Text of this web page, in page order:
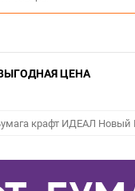
ЦЕНА
крафт ИДЕАЛ Новый